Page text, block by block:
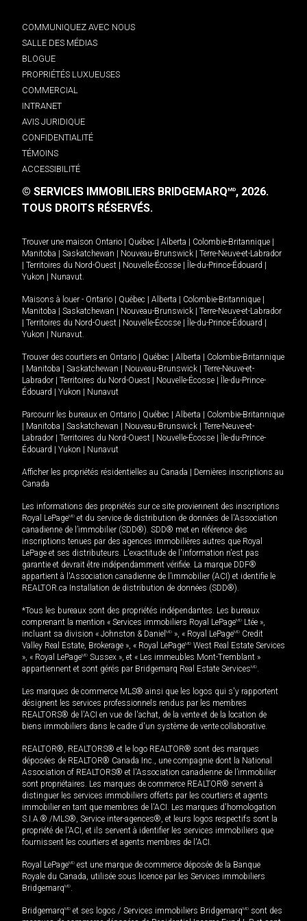
COMMUNIQUEZ AVEC NOUS
SALLE DES MÉDIAS
BLOGUE
PROPRIÉTÉS LUXUEUSES
COMMERCIAL
INTRANET
AVIS JURIDIQUE
CONFIDENTIALITÉ
TÉMOINS
ACCESSIBILITÉ
© SERVICES IMMOBILIERS BRIDGEMARQMD, 2026.
TOUS DROITS RÉSERVÉS.
Trouver une maison Ontario Québec Alberta Colombie-Britannique
Manitoba
Saskatchewan Nouveau-Brunswick
Terre-Neuve-et-Labrador
Territoires du Nord-Ouest Nouvelle-Écosse Île-du-Prince-Édouard
Yukon
Nunavut.
Maisons à louer - Ontario Québec Alberta Colombie-Britannique
Manitoba
Saskatchewan Nouveau-Brunswick
Terre-Neuve-et-Labrador
Territoires du Nord-Ouest Nouvelle-Écosse Île-du-Prince-Édouard
Yukon
Nunavut.
Trouver des courtiers en Ontario Québec Alberta
Colombie-Britannique
Manitoba Saskatchewan Nouveau-Brunswick
Terre-Neuve-et-
Labrador
Territoires du Nord-Ouest Nouvelle-Écosse
Île-du-Prince-
Édouard
Yukon Nunavut
Parcourir les bureaux en Ontario Québec Alberta
Colombie-Britannique
Manitoba Saskatchewan Nouveau-Brunswick
Terre-Neuve-et-
Labrador
Territoires du Nord-Ouest Nouvelle-Écosse
Île-du-Prince-
Édouard
Yukon Nunavut
Afficher les propriétés résidentielles au Canada
Dernières inscriptions au
Canada
Les informations des propriétés sur ce site proviennent des inscriptions
Royal LePageMD et du service de distribution de données de l'Association
canadienne de l’immobilier (SDD®). SDD® met en référence des
inscriptions tenues par des agences immobilières autres que Royal
LePage et ses distributeurs. L'exactitude de l'information n'est pas
garantie et devrait être indépendamment vérifiée. La marque DDF®
appartient à l'Association canadienne de l’immobilier (ACI) et identifie le
REALTOR.ca Installation de distribution de données (SDD®).
*Tous les bureaux sont des propriétés indépendantes. Les bureaux
comprenant la mention « Services immobiliers Royal LePageMD Ltée »,
incluant sa division « Johnston & Daniel MD », « Royal LePageMD Credit
Valley Real Estate, Brokerage », « Royal LePageMD West Real Estate Services
», « Royal LePageMD Sussex », et « Les immeubles Mont-Tremblant »
appartiennent et sont gérés par Bridgemarq Real Estate ServicesMD.
Les marques de commerce MLS® ainsi que les logos qui s'y rapportent
désignent les services professionnels rendus par les membres
REALTORS® de l'ACI en vue de l'achat, de la vente et de la location de
biens immobiliers dans le cadre d'un système de vente collaborative.
REALTOR®, REALTORS® et le logo REALTOR® sont des marques
déposées de REALTOR® Canada Inc., une compagnie dont la National
Association of REALTORS® et l'Association canadienne de l’immobilier
sont propriétaires. Les marques de commerce REALTOR® servent à
distinguer les services immobiliers offerts par les courtiers et agents
immobilier en tant que membres de l'ACI. Les marques d'homologation
S.I.A.® /MLS®, Service inter-agences®, et leurs logos respectifs sont la
propriété de l'ACI, et ils servent à identifier les services immobiliers que
fournissent les courtiers et agents membres de l'ACI.
Royal LePageMD est une marque de commerce déposée de la Banque
Royale du Canada, utilisée sous licence par les Services immobiliers
BridgemarqMD.
BridgemarqMD et ses logos / Services immobiliers BridgemarqMD sont des